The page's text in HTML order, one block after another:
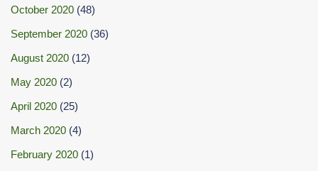
October 2020 (48)
September 2020 (36)
August 2020 (12)
May 2020 (2)
April 2020 (25)
March 2020 (4)
February 2020 (1)